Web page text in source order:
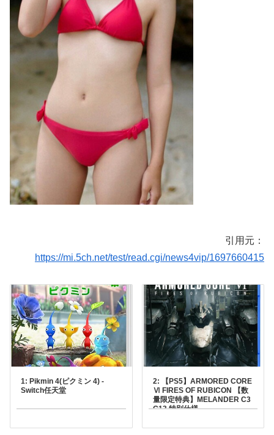
引用元：
https://mi.5ch.net/test/read.cgi/news4vip/1697660415
1: Pikmin 4(ピクミン 4) -
Switch任天堂
2: 【PS5】ARMORED CORE
Ⅵ FIRES OF RUBICON 【数
量限定特典】MELANDER C3
G13 特別仕様
ムソフトウェアPlayStation